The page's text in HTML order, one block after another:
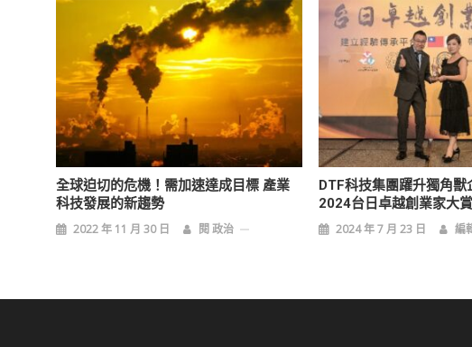
全球迫切的危機！需加速達成目標 產業
科技發展的新趨勢
2022 年 11 月 30 日 閱 政治
DTF科技集團躍升獨角獸
2024台日卓越創業家大賞
2024 年 7 月 23 日 編